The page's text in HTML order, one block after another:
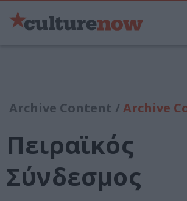
Archive Content /Archive
Πειραϊκός
Σύνδεσμος